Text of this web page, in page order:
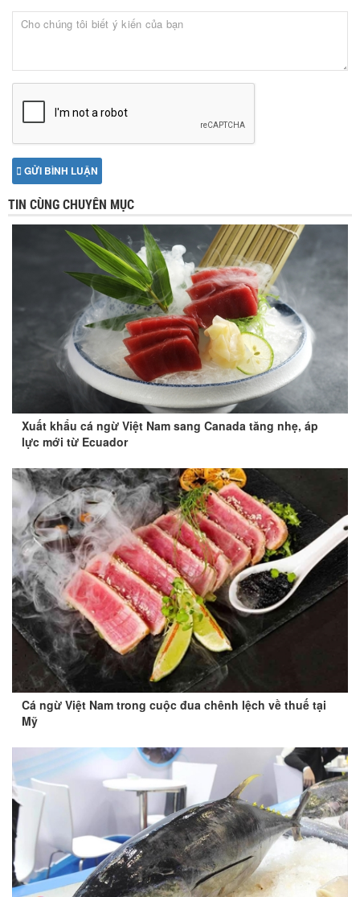
GỬI BÌNH LUẬN
TIN CÙNG CHUYÊN MỤC
Xuất khẩu cá ngừ Việt Nam sang Canada tăng nhẹ, áp
lực mới từ Ecuador
Cá ngừ Việt Nam trong cuộc đua chênh lệch về thuế tại
Mỹ